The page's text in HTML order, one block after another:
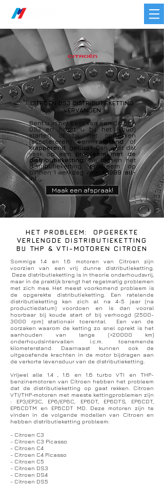
CITROEN DS3 DISTRIBUTIEKETTING
VERVANGEN
Bent u in het bezit van een Citroen
DS3 en hoort u bij het (koud)
starten of bij het optrekken
(accelereren) een ratelendof
klapperend geluid?Dan wijst dat
vaak op een probleem met de
distributieketting. Wij lossen het
distributieketting probleem op
binnen 1 werkdag voor
€1099 all-
in!
Maak een afspraak!
HET PROBLEEM: OPGEREKTE
VERLENGDE DISTRIBUTIEKETTING
BIJ THP & VTI-MOTOREN CITROEN
Sommige 1.4 en 1.6 motoren van Citroen zijn
voorzien van een vrij dunne distributieketting.
Deze distributieketting is in theorie onderhoudsvrij,
maar in de praktijk brengt het regelmatig problemen
met zich mee. Het meest voorkomend probleem is
de opgerekte distributieketting. Een ratelende
distributieketting kan zich al na 4-5 jaar (na
productiedatum) voordoen en is dan vooral
hoorbaar bij koude start of bij verhoogd (2500-
3000 rpm) stationair toerental. Een van de
oorzaken waarom de ketting zo snel oprekt is het
aanhouden van lange (>20000 km)
onderhoudsintervallen i.c.m. toenemende
kilometerstand. Daarnaast kunnen ook de
uitgeoefende krachten in de motor bijdragen aan
de verkorte levensduur van de distributieketting.
Vrijwel alle 1.4 , 1.6 en 1.6 turbo VTI en THP-
benzinemotoren van Citroen hebben het probleem
dat de distributieketting op gaat rekken. Citroen
VTI/THP-motoren met meeste kettingproblemen zijn
: EP3/EP3C, EP6/EP6C, EP6DT, EP6DTS, EP6CDT,
EP6CDTM en EP6CDT MD. Deze motoren zijn te
vinden in de volgende modellen van Citroen en
hebben distributieketting probleem:
- Citroen C3
- Citroen C3 Picasso
- Citroen C4
- Citroen C4 Picasso
- Citroen C5
- Citroen DS3
- Citroen DS4
- Citroen DS5